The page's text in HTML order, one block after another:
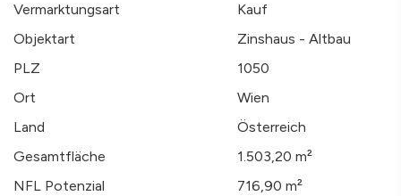
Vermarktungsart
Kauf
Objektart
Zinshaus - Altbau
PLZ
1050
Ort
Wien
Land
Österreich
Gesamtfläche
1.503,20 m²
NFL Potenzial
716,90 m²